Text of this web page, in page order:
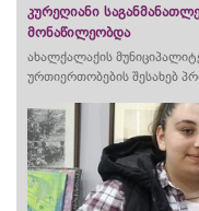
კურეღიანი
მონაწილეობდა
ახალქალაქის
ურთიერთობების შესახებ